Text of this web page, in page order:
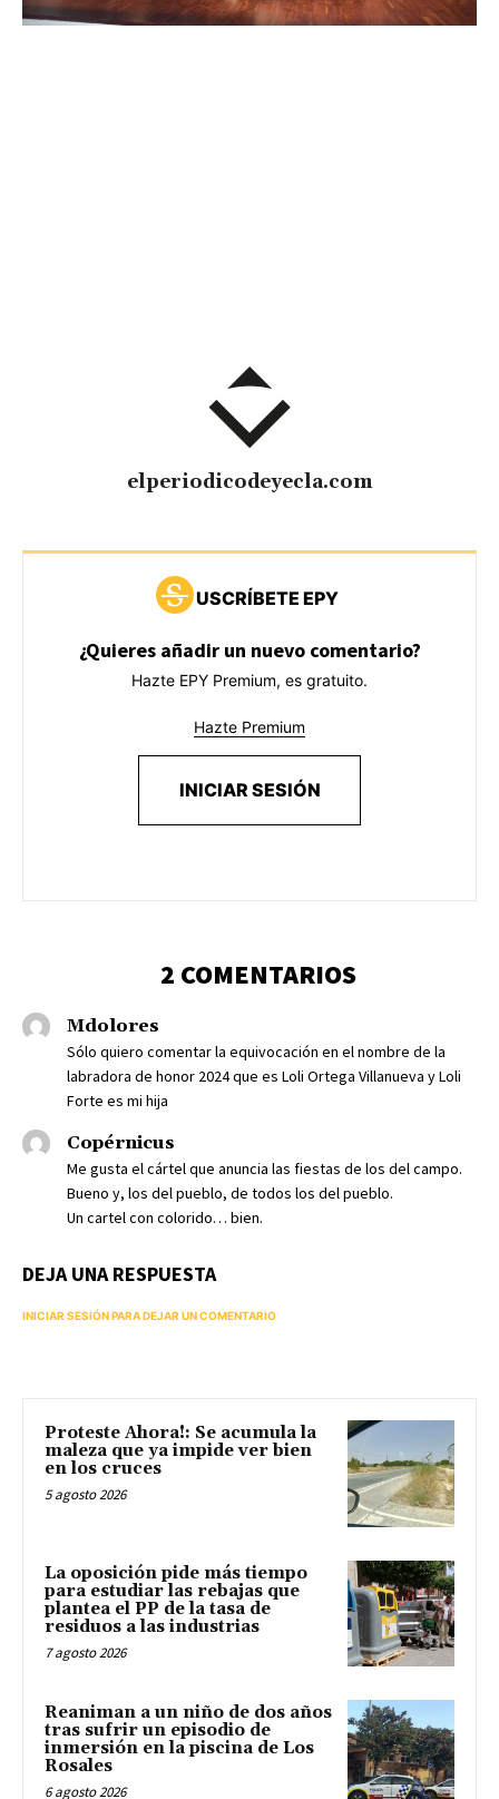
elperiodicodeyecla.com
USCRÍBETE EPY
¿Quieres añadir un nuevo comentario?
Hazte EPY Premium, es gratuito.
Hazte Premium
INICIAR SESIÓN
2 COMENTARIOS
Mdolores
Sólo quiero comentar la equivocación en el nombre de la
labradora de honor 2024 que es Loli Ortega Villanueva y Loli
Forte es mi hija
Copérnicus
Me gusta el cártel que anuncia las fiestas de los del campo.
Bueno y, los del pueblo, de todos los del pueblo.
Un cartel con colorido… bien.
DEJA UNA RESPUESTA
INICIAR SESIÓN PARA DEJAR UN COMENTARIO
Proteste Ahora!: Se acumula la
maleza que ya impide ver bien
en los cruces
5 agosto 2026
La oposición pide más tiempo
para estudiar las rebajas que
plantea el PP de la tasa de
residuos a las industrias
7 agosto 2026
Reaniman a un niño de dos años
tras sufrir un episodio de
inmersión en la piscina de Los
Rosales
6 agosto 2026